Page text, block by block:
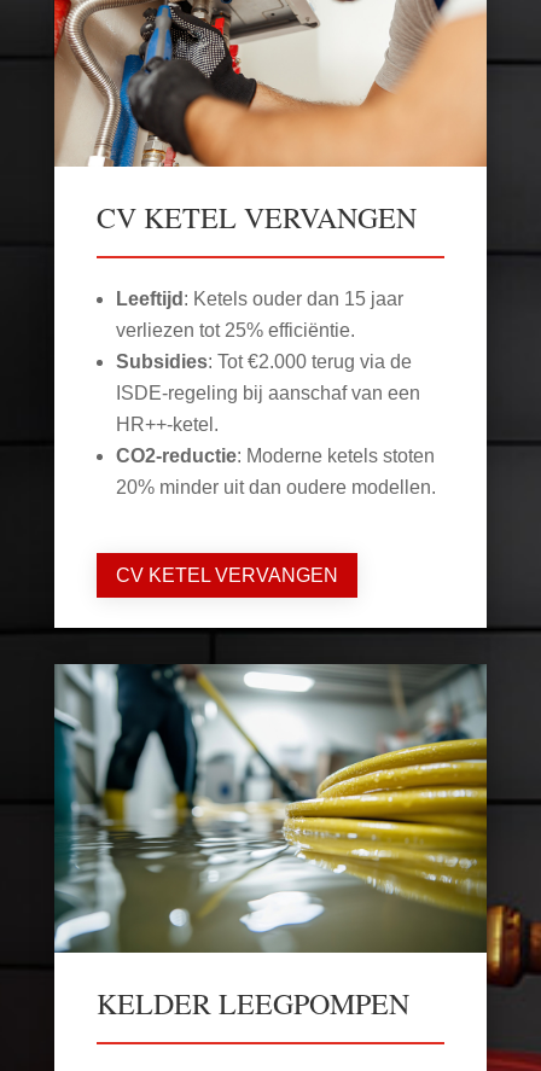
CV KETEL VERVANGEN
Leeftijd : Ketels ouder dan 15 jaar
verliezen tot 25% efficiëntie.
Subsidies: Tot €2.000 terug via de
ISDE-regeling bij aanschaf van een
HR++-ketel.
CO2-reductie: Moderne ketels stoten
20% minder uit dan oudere modellen.
CV KETEL VERVANGEN
KELDER LEEGPOMPEN